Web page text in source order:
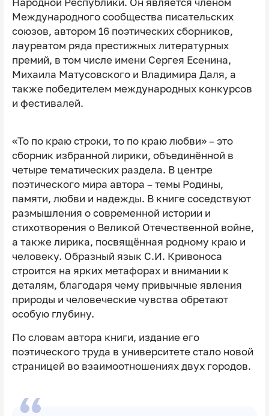
Международного сообщества писательских
союзов, автором 16 поэтических сборников,
лауреатом ряда престижных литературных
премий, в том числе имени Сергея Есенина,
Михаила Матусовского и Владимира Даля, а
также победителем международных конкурсов
и фестивалей.
«То по краю строки, то по краю любви» – это
сборник избранной лирики, объединённой в
четыре тематических раздела. В центре
поэтического мира автора – темы Родины,
памяти, любви и надежды. В книге соседствуют
размышления о современной истории и
стихотворения о Великой Отечественной войне,
а также лирика, посвящённая родному краю и
человеку. Образный язык С.И. Кривоноса
строится на ярких метафорах и внимании к
деталям, благодаря чему привычные явления
природы и человеческие чувства обретают
особую глубину.
По словам автора книги, издание его
поэтического труда в университете стало новой
страницей во взаимоотношениях двух городов.